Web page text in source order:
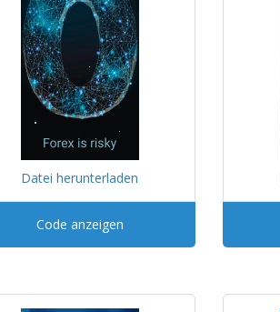
Datei herunterladen
Code anzeigen